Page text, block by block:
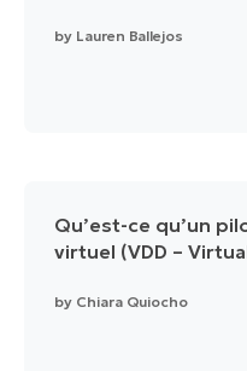
by Lauren Ballejos
Qu’est-ce qu’un
virtuel (VDD –
by Chiara Quiocho